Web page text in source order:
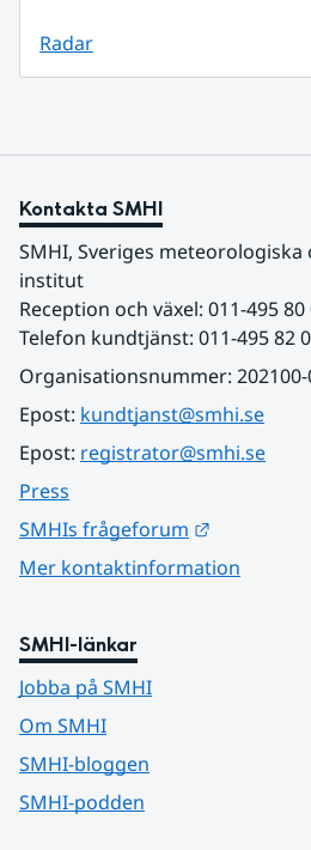
Radar
Kontakta SMHI
SMHI, Sveriges
institut
Reception och växel: 011-495 80
Telefon kundtjänst: 011-495 82
Organisationsnummer: 202100-
Epost: kundtjanst@smhi.se
Epost: registrator@smhi.se
Press
SMHIs frågeforum
Mer kontaktinformation
SMHI-länkar
Jobba på SMHI
Om SMHI
SMHI-bloggen
SMHI-podden